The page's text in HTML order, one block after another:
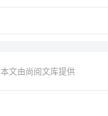
本文由尚阅文库提供